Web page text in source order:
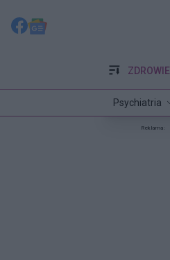
ZDROWIE
Psychiatria
Reklama: